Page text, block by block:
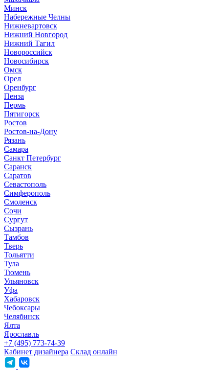
Минск
Набережные Челны
Нижневартовск
Нижний Новгород
Нижний Тагил
Новороссийск
Новосибирск
Омск
Орел
Оренбург
Пенза
Пермь
Пятигорск
Ростов
Ростов-на-Дону
Рязань
Самара
Санкт Петербург
Саранск
Саратов
Севастополь
Симферополь
Смоленск
Сочи
Сургут
Сызрань
Тамбов
Тверь
Тольятти
Тула
Тюмень
Ульяновск
Уфа
Хабаровск
Чебоксары
Челябинск
Ялта
Ярославль
+7 (495) 773-74-39
Кабинет дизайнера Склад онлайн